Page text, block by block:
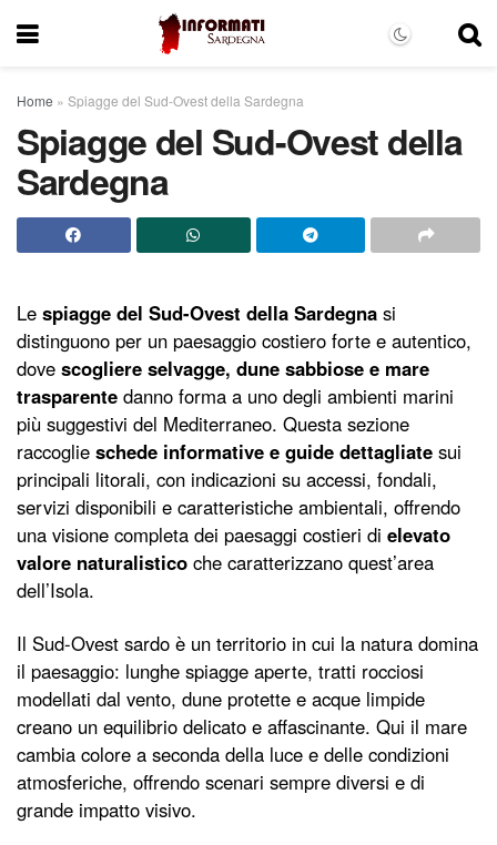
Home » Spiagge del Sud-Ovest della Sardegna
Spiagge del Sud-Ovest della
Sardegna
Le spiagge del Sud-Ovest della Sardegna si
distinguono per un paesaggio costiero forte e autentico,
dove scogliere selvagge, dune sabbiose e mare
trasparente danno forma a uno degli ambienti marini
più suggestivi del Mediterraneo. Questa sezione
raccoglie schede informative e guide dettagliate sui
principali litorali, con indicazioni su accessi, fondali,
servizi disponibili e caratteristiche ambientali, offrendo
una visione completa dei paesaggi costieri di elevato
valore naturalistico che caratterizzano quest’area
dell’Isola.
Il Sud-Ovest sardo è un territorio in cui la natura domina
il paesaggio: lunghe spiagge aperte, tratti rocciosi
modellati dal vento, dune protette e acque limpide
creano un equilibrio delicato e affascinante. Qui il mare
cambia colore a seconda della luce e delle condizioni
atmosferiche, offrendo scenari sempre diversi e di
grande impatto visivo.